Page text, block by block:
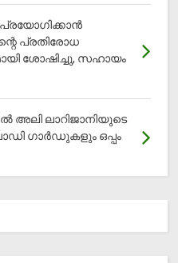
പ്രതിരോധ
ശോഷിച്ചു, സഹായം
അലി ലാറിജാനിയുടെ
ഗാര്‍ഡുകളും ഒപ്പം